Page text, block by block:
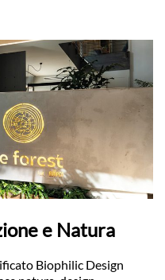
e Natura
Biophilic Design